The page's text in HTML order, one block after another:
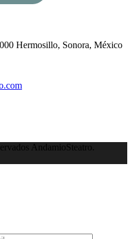
Hermosillo, Sonora, México
AndamioSteatro.